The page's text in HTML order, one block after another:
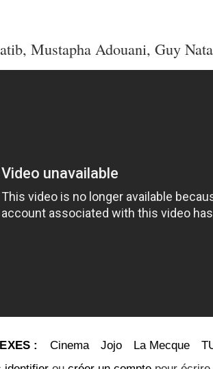
Mustapha Adouani, Guy
: Cinema Jojo La Mecque